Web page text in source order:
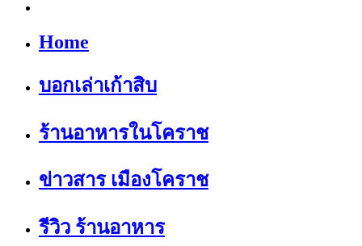
Home
บอกเล่าเก้าสิบ
ร้านอาหารในโคราช
ข่าวสาร เมืองโคราช
รีวิว ร้านอาหาร